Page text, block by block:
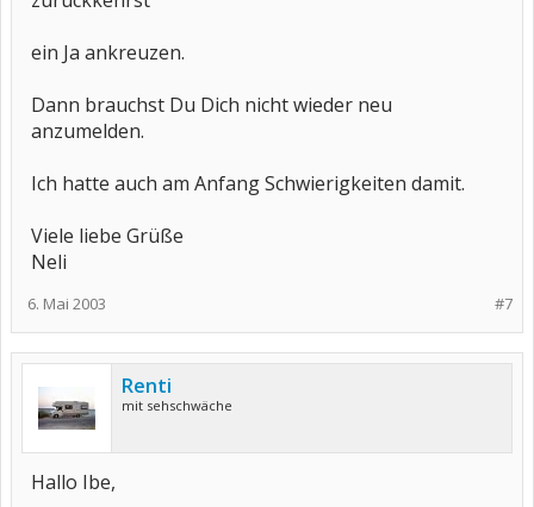
ein Ja ankreuzen.
Dann brauchst Du Dich nicht wieder neu
anzumelden.
Ich hatte auch am Anfang Schwierigkeiten damit.
Viele liebe Grüße
Neli
#7
6. Mai 2003
Renti
mit sehschwäche
Hallo Ibe,